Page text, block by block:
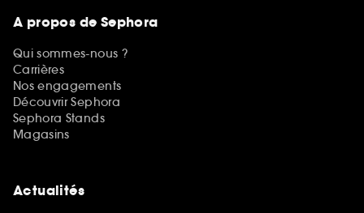
A propos de Sephora
Qui sommes-nous ?
Carrières
Nos engagements
Découvrir Sephora
Sephora Stands
Magasins
Actualités